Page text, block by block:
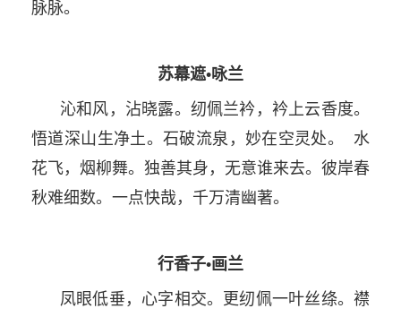
脉脉。
苏幕遮•咏兰
沁和风，沾晓露。纫佩兰衿，衿上云香度。
悟道深山生净土。石破流泉，妙在空灵处。 水
花飞，烟柳舞。独善其身，无意谁来去。彼岸春
秋难细数。一点快哉，千万清幽著。
行香子•画兰
凤眼低垂，心字相交。更纫佩一叶丝绦。襟